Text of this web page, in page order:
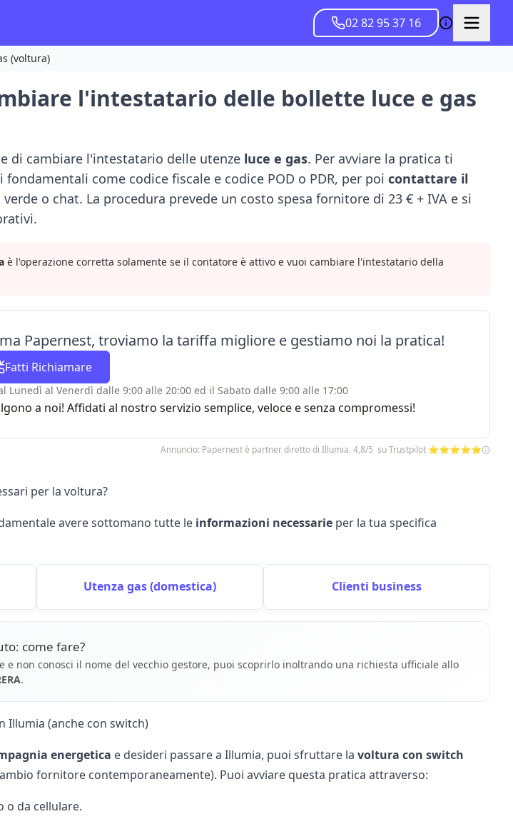
02 82 95 37 16
(voltura)
l'intestatario delle bollette luce e gas
di cambiare l'intestatario delle utenze luce e gas. Per avviare la pratica ti
come codice fiscale e codice POD o PDR, per poi contattare il
o chat. La procedura prevede un costo spesa fornitore di 23 € + IVA e si
è l'operazione corretta solamente se il contatore è attivo e vuoi cambiare l'intestatario della
Papernest, troviamo la tariffa migliore e gestiamo noi la pratica!
Fatti Richiamare
Lunedì al Venerdì dalle 9:00 alle 20:00 ed il Sabato dalle 9:00 alle 17:00
a noi! Affidati al nostro servizio semplice, veloce e senza compromessi!
Annuncio: Papernest è partner diretto di Illumia. 4,8/5 su Trustpilot ⭐⭐⭐⭐⭐
per la voltura?
avere sottomano tutte le informazioni necessarieper la tua specifica
Utenza gas (domestica) Clienti business
come fare?
e non conosci il nome del vecchio gestore, puoi scoprirlo inoltrando una richiesta ufficiale allo
.
Illumia (anche con switch)
energetica e desideri passare a Illumia, puoi sfruttare la voltura con switch
fornitore contemporaneamente). Puoi avviare questa pratica attraverso:
o da cellulare.